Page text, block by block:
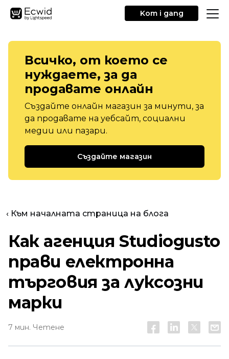
Kom i gang
Всичко, от което се
нуждаете, за да
продавате онлайн
Създайте онлайн магазин за минути, за
да продавате на уебсайт, социални
медии или пазари.
Създайте магазин
‹ Към началната страница на блога
Как агенция Studiogusto
прави електронна
търговия за луксозни
марки
7 мин. Четене